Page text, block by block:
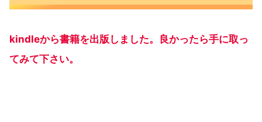
kindleから書籍を出版しました。良かったら手に取っ
てみて下さい。